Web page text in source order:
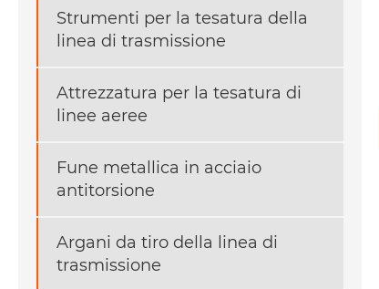
Strumenti per la tesatura della
linea di trasmissione
Attrezzatura per la tesatura di
linee aeree
Fune metallica in acciaio
antitorsione
Argani da tiro della linea di
trasmissione